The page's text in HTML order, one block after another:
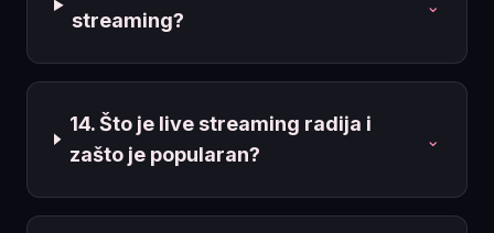
streaming?
⌄
14. Što je live streaming radija i
zašto je popularan?
⌄